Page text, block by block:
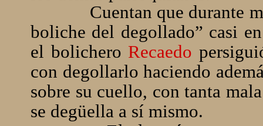
Cuentan que durante
boliche del degollado” casi
el bolichero Recaedo
con degollarlo haciendo
sobre su cuello, con tanta
se degüella a sí mismo.